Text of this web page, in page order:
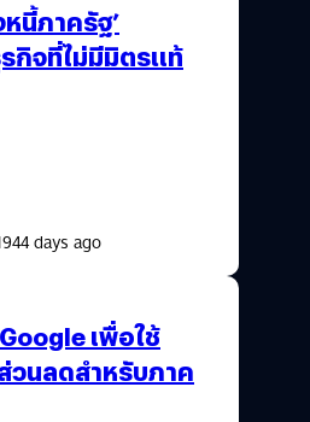
หนี้ภาครัฐ’
กิจที่ไม่มีมิตรแท้
days ago
เพื่อใช้
วนลดสำหรับภาค